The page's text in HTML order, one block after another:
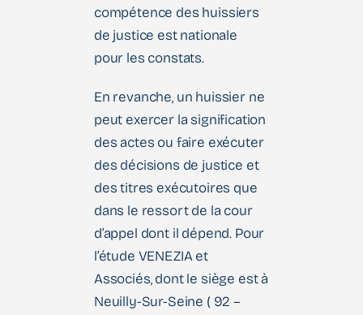
compétence des huissiers
de justice est nationale
pour les constats.
En revanche, un huissier ne
peut exercer la signification
des actes ou faire exécuter
des décisions de justice et
des titres exécutoires que
dans le ressort de la cour
d’appel dont il dépend. Pour
l’étude VENEZIA et
Associés, dont le siège est à
Neuilly-Sur-Seine ( 92 –